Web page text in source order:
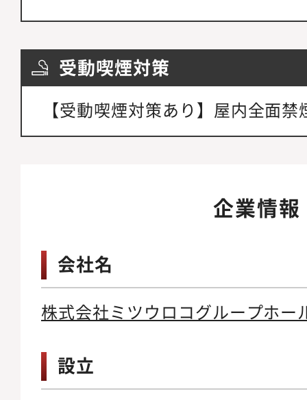
受動喫煙対策
【受動喫煙対策あり】屋内全面禁
企業情報
会社名
株式会社ミツウロコグループホー
設立